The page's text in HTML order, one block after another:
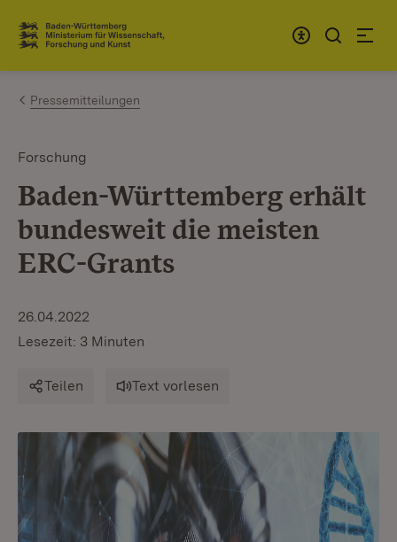
Zum Inhalt springen
Link zur Startseite
Pressemitteilungen
Forschung
Baden-Württemberg erhält
bundesweit die meisten
ERC-Grants
26.04.2022
Lesezeit: 3 Minuten
Teilen Text vorlesen